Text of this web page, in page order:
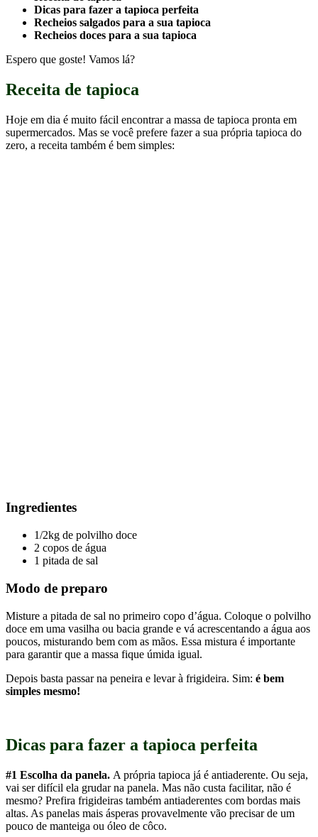
Hoje em dia é muito fácil encontrar a massa de tapioca pronta em
supermercados. Mas se você prefere fazer a sua própria tapioca do
zero, a receita também é bem simples:
Misture a pitada de sal no primeiro copo d’água. Coloque o polvilho
poucos, misturando bem com as mãos. Essa mistura é importante
para garantir que a massa fique úmida igual.
simples mesmo!
Dicas para fazer a tapioca perfeita
vai ser difícil ela grudar na panela. Mas não custa facilitar, não é
mesmo? Prefira frigideiras também antiaderentes com bordas mais
#2 O recheio vai em apenas um ladoda goma da tapioca e o ideal
é colocá-lo com a tapioca ainda no fogo, quando ela estiver quase
pronta. Quando retirá-la da panela, você dobra ela ao meio e serve.
#3 A grossura depende do recheio.Para recheios doces, prefira
uma tapioca mais grossa. Isso evite que caldos vazem. Para recheios
salgados, prefira tapiocas mais finas, porque ficam mais crocantes.